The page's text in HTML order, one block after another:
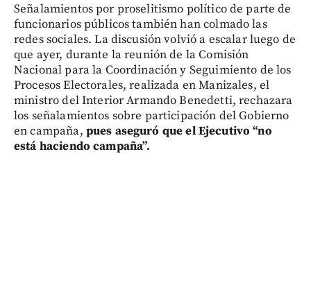
Señalamientos por proselitismo político de parte de
funcionarios públicos también han colmado las
redes sociales. La discusión volvió a escalar luego de
que ayer, durante la reunión de la Comisión
Nacional para la Coordinación y Seguimiento de los
Procesos Electorales, realizada en Manizales, el
ministro del Interior Armando Benedetti, rechazara
los señalamientos sobre participación del Gobierno
en campaña, pues aseguró que el Ejecutivo “no
está haciendo campaña”.